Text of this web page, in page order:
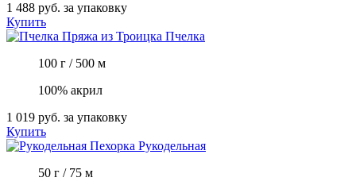
1 488 руб. за упаковку
Купить
Пряжа из Троицка Пчелка
100 г / 500 м
100% акрил
1 019 руб. за упаковку
Купить
Пехорка Рукодельная
50 г / 75 м